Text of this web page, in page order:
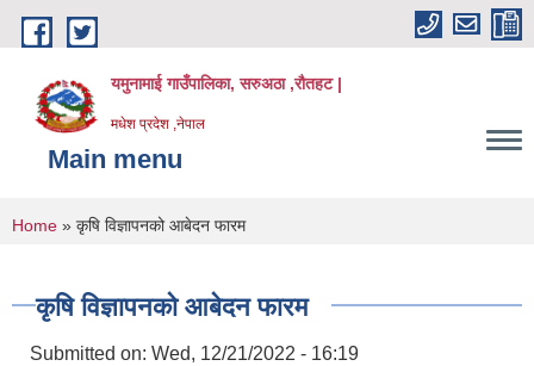
Skip to main content
यमुनामाई गाउँपालिका, सरुअठा ,रौतहट |
मधेश प्रदेश ,नेपाल
Main menu
You are here
Home » कृषि विज्ञापनको आबेदन फारम
कृषि विज्ञापनको आबेदन फारम
Submitted on: Wed, 12/21/2022 - 16:19